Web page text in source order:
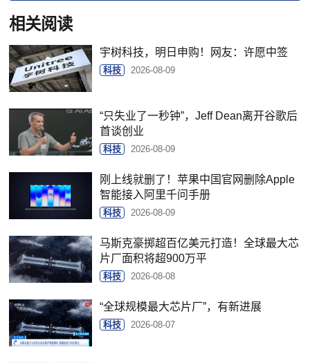
相关阅读
宇树科技，明日申购！网友：许愿中签
科技 2026-08-09
“只失业了一秒钟”，Jeff Dean离开谷歌后
首谈创业
科技 2026-08-09
刚上线就删了！苹果中国官网删除Apple
智能接入阿里千问手册
科技 2026-08-09
马斯克豪掷超百亿美元打造！全球最大芯
片厂面积将超900万平
科技 2026-08-08
“全球规模最大芯片厂”，有新进展
科技 2026-08-07